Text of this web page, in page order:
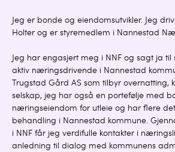
Jeg er bonde og eiendomsutvikler. Jeg
Holter og er styremedlem i Nannestad
Jeg har engasjert meg i NNF og sagt ja til
aktiv næringsdrivende i Nannestad
Trugstad Gård AS som tilbyr overnatting,
selskap, jeg har også en portefølje med
næringseiendom for utleie og har flere
behandling i Nannestad kommune.
i NNF får jeg verdifulle kontakter i
anledning til dialog med kommunens